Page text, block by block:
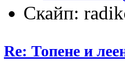
Скайп:
Re: Топене и